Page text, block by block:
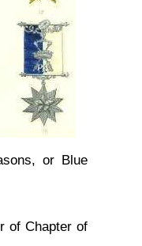
or Blue
of Chapter of